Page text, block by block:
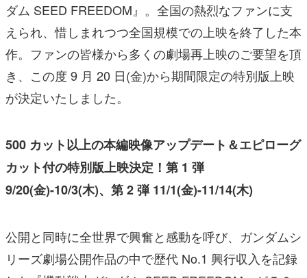
ダム SEED FREEDOM』。全国の熱烈なファンに支
えられ、惜しまれつつ全国規模での上映を終了した本
作。ファンの皆様から多くの劇場再上映のご要望を頂
き、この度 9 月 20 日(金)から期間限定の特別版上映
が決定いたしました。
500 カット以上の本編映像アップデート＆エピローグ
カット付の特別版上映決定！第 1 弾
9/20(金)-10/3(木)、第 2 弾 11/1(金)-11/14(木)
公開と同時に全世界で興奮と感動を呼び、ガンダムシ
リーズ劇場公開作品の中で歴代 No.1 興行収入を記録